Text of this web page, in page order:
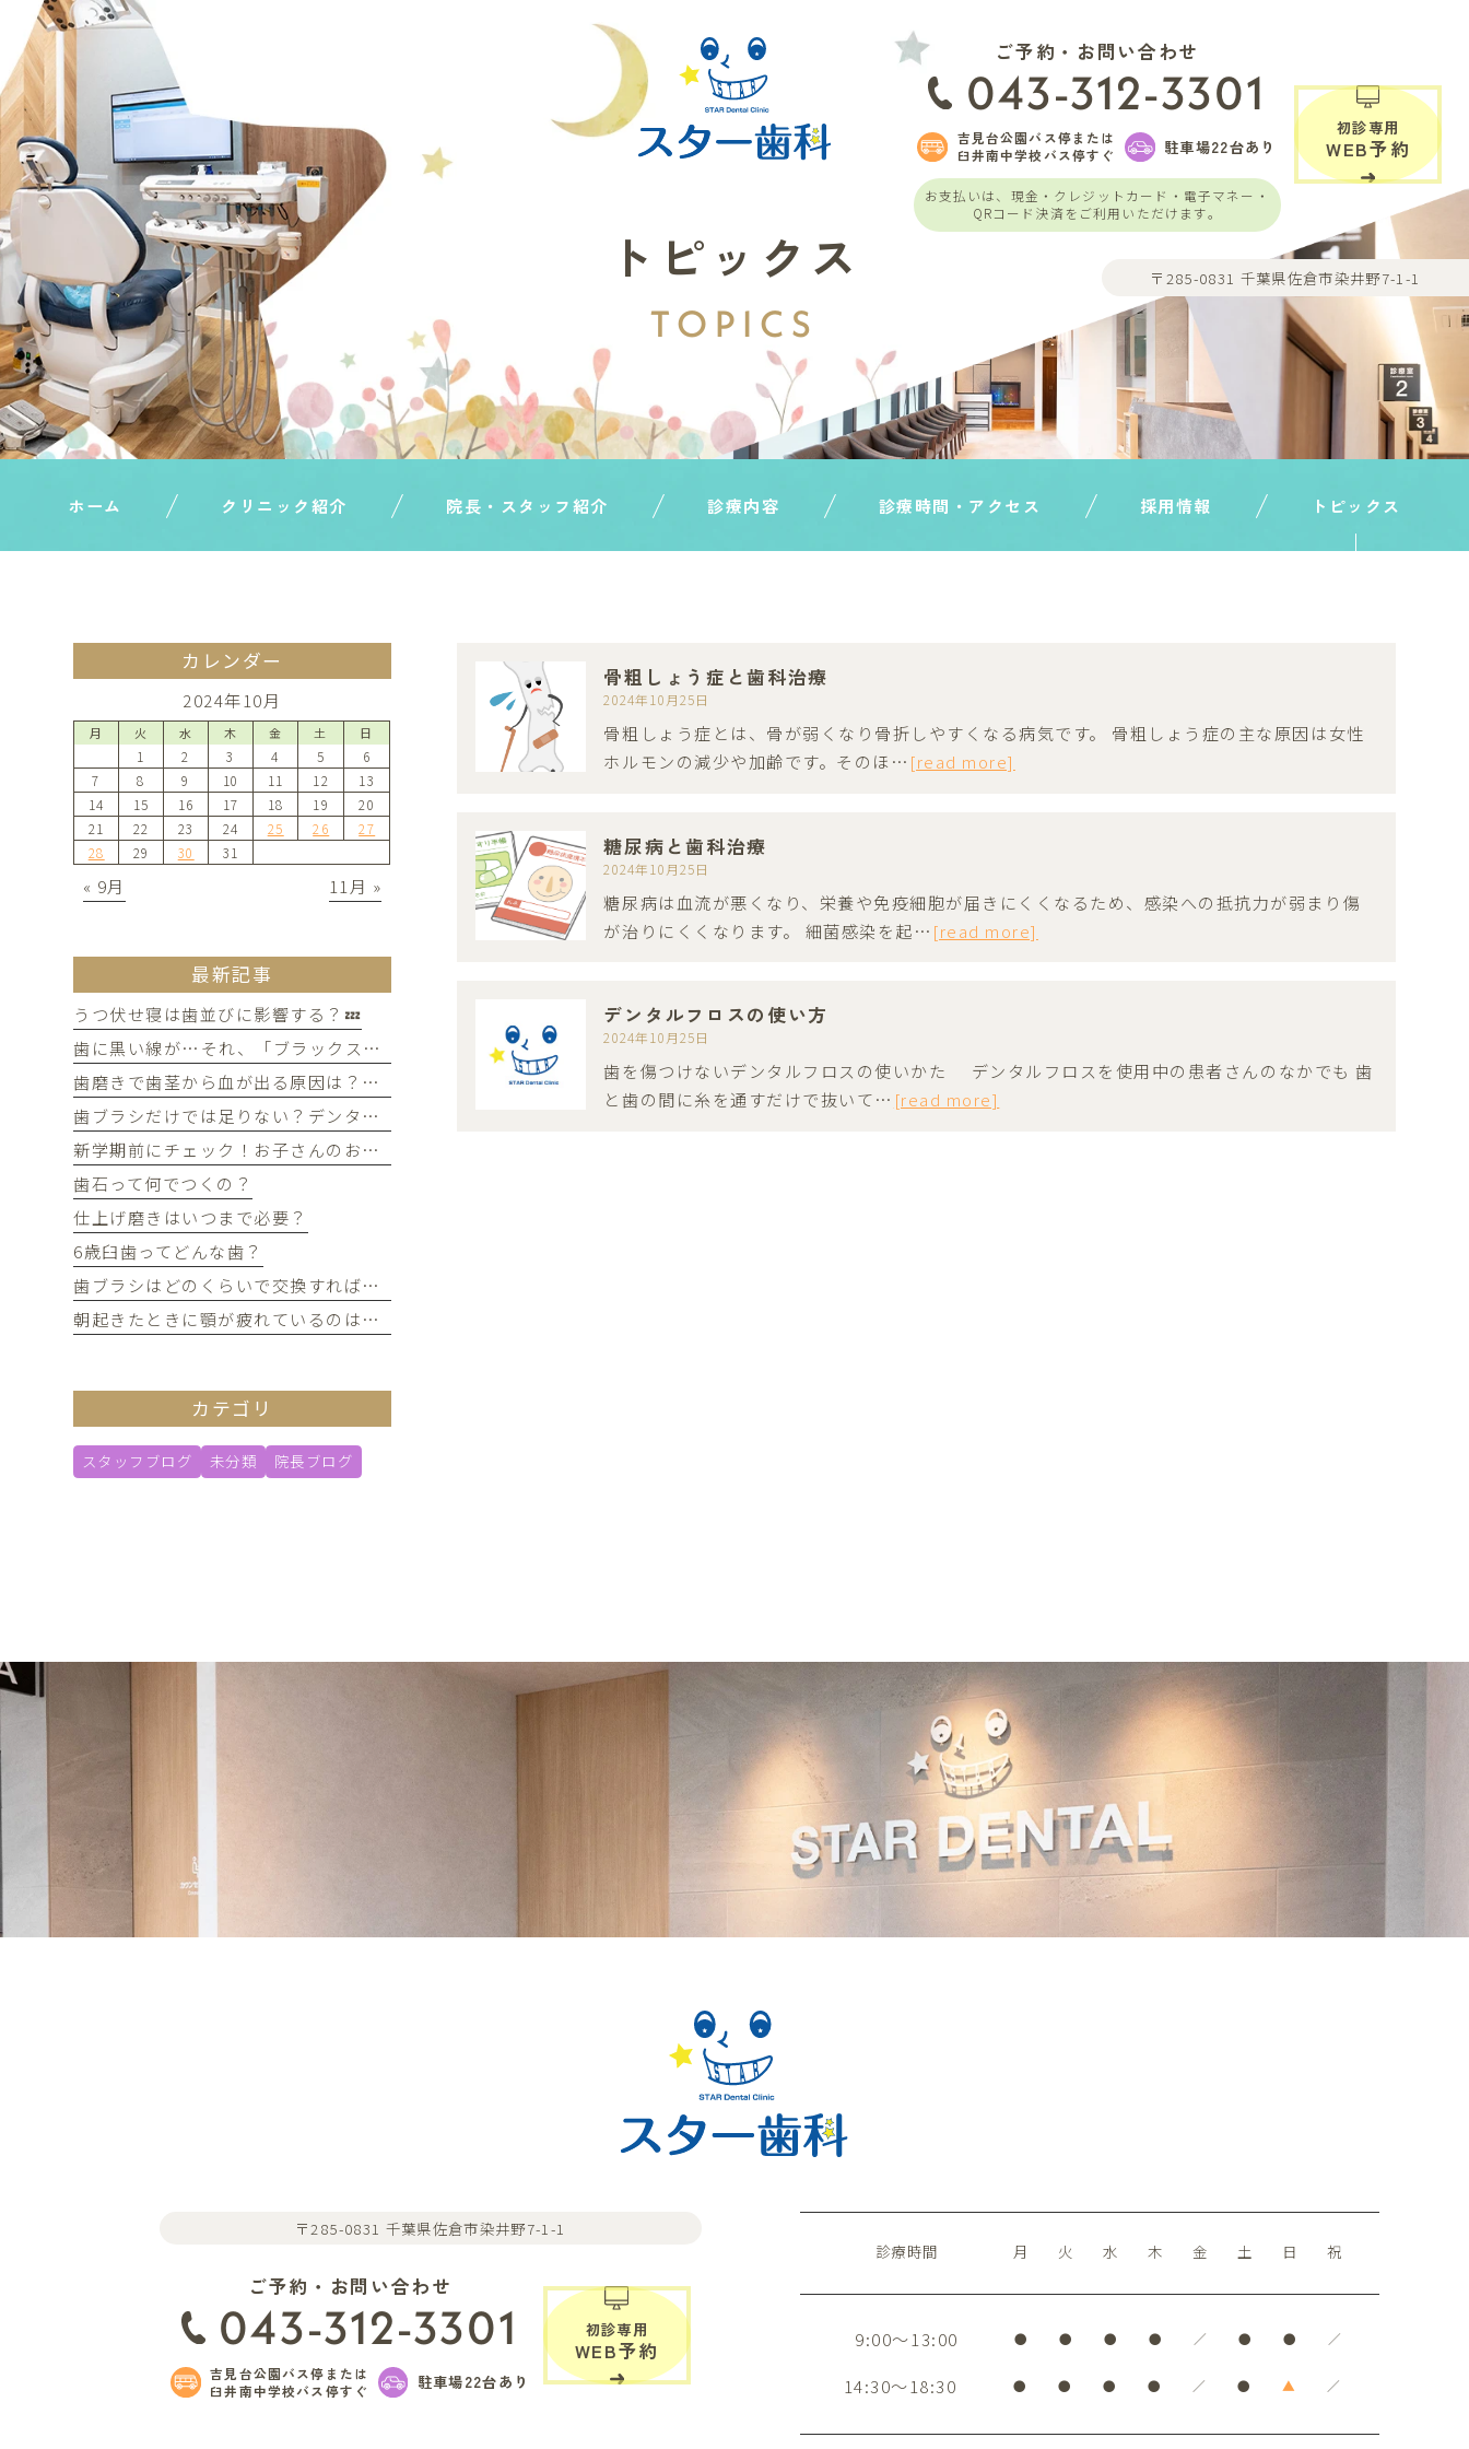
ご予約・お問い合わせ
043-312-3301
吉見台公園バス停または
臼井南中学校バス停すぐ
駐車場22台あり
お支払いは、現金・クレジットカード・電子マネー・
QRコード決済をご利用いただけます。
初診専用
WEB予約
〒285-0831 千葉県佐倉市染井野7-1-1
トピックス
TOPICS
ホーム クリニック紹介 院長・スタッフ紹介 診療内容 診療時間・アクセス 採用情報 トピックス
骨粗しょう症と歯科治療
2024年10月25日
骨粗しょう症とは、骨が弱くなり骨折しやすくなる病気です。 骨粗しょう症の主な原因は女性
ホルモンの減少や加齢です。そのほ… [read more]
糖尿病と歯科治療
2024年10月25日
糖尿病は血流が悪くなり、栄養や免疫細胞が届きにくくなるため、感染への抵抗力が弱まり傷
が治りにくくなります。 細菌感染を起… [read more]
デンタルフロスの使い方
2024年10月25日
歯を傷つけないデンタルフロスの使いかた デンタルフロスを使用中の患者さんのなかでも 歯
と歯の間に糸を通すだけで抜いて… [read more]
カレンダー
2024年10月
月 火 水 木 金 土 日
1 2 3 4 5
6
7
8 9 10 11 12
13
14
15 16 17 18 19
20
21
22 23 24 25 26
27
28
29 30 31
« 9月 11月 »
最新記事
うつ伏せ寝は歯並びに影響する？💤
歯に黒い線が…それ、「ブラックステイン」かもしれません！
歯磨きで歯茎から血が出る原因は？痛みがなくても受診すべき判断基準
歯ブラシだけでは足りない？デンタルフロスを使うメリット
新学期前にチェック！お子さんのお口の健康、大丈夫？
歯石って何でつくの？
仕上げ磨きはいつまで必要？
6歳臼歯ってどんな歯？
歯ブラシはどのくらいで交換すればいい？
朝起きたときに顎が疲れているのは歯ぎしりが原因？
カテゴリ
スタッフブログ 未分類 院長ブログ
〒285-0831 千葉県佐倉市染井野7-1-1
ご予約・お問い合わせ
043-312-3301
吉見台公園バス停または
臼井南中学校バス停すぐ
駐車場22台あり
初診専用
WEB予約
診療時間 月 火 水 木 金 土 日 祝
9:00～13:00 ● ● ● ● ／ ● ● ／
14:30～18:30 ● ● ● ● ／ ● ▲ ／